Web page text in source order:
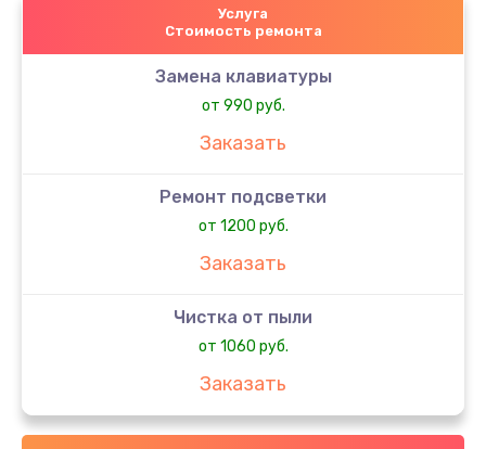
Услуга
Стоимость ремонта
Замена клавиатуры
от 990 руб.
Заказать
Ремонт подсветки
от 1200 руб.
Заказать
Чистка от пыли
от 1060 руб.
Заказать
Настройка Wi-Fi